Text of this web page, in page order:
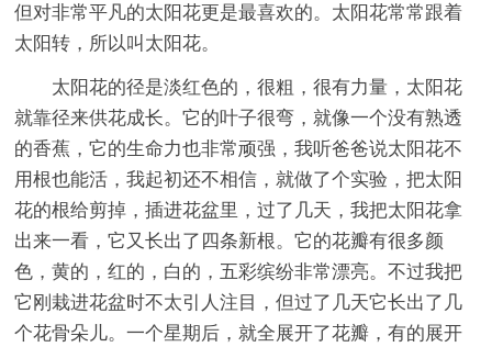
但对非常平凡的太阳花更是最喜欢的。太阳花常常跟着
太阳转，所以叫太阳花。
太阳花的径是淡红色的，很粗，很有力量，太阳花
就靠径来供花成长。它的叶子很弯，就像一个没有熟透
的香蕉，它的生命力也非常顽强，我听爸爸说太阳花不
用根也能活，我起初还不相信，就做了个实验，把太阳
花的根给剪掉，插进花盆里，过了几天，我把太阳花拿
出来一看，它又长出了四条新根。它的花瓣有很多颜
色，黄的，红的，白的，五彩缤纷非常漂亮。不过我把
它刚栽进花盆时不太引人注目，但过了几天它长出了几
个花骨朵儿。一个星期后，就全展开了花瓣，有的展开